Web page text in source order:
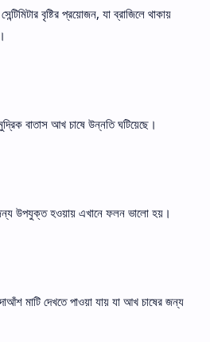
বৃষ্টির প্রয়োজন, যা ব্রাজিলে থাকায়
বাতাস আখ চাষে উন্নতি ঘটিয়েছে।
উপযুক্ত হওয়ায় এখানে ফলন ভালো হয়।
মাটি দেখতে পাওয়া যায় যা আখ চাষের জন্য